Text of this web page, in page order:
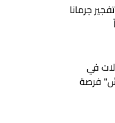
جرمانا
في
فرصة